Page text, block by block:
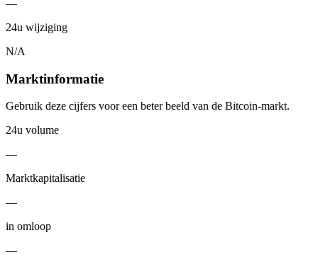
—
24u wijziging
N/A
Marktinformatie
Gebruik deze cijfers voor een beter beeld van de Bitcoin-markt.
24u volume
—
Marktkapitalisatie
—
in omloop
—